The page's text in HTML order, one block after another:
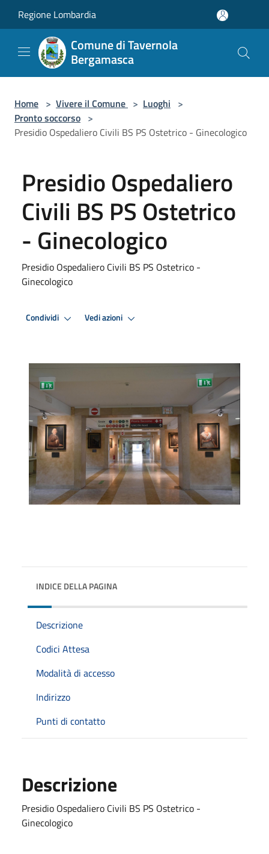
Regione Lombardia
Comune di Tavernola
Bergamasca
Home > Vivere il Comune > Luoghi >
Pronto soccorso >
Presidio Ospedaliero Civili BS PS Ostetrico - Ginecologico
Presidio Ospedaliero
Civili BS PS Ostetrico
- Ginecologico
Presidio Ospedaliero Civili BS PS Ostetrico -
Ginecologico
Condividi Vedi azioni
INDICE DELLA PAGINA
Descrizione
Codici Attesa
Modalità di accesso
Indirizzo
Punti di contatto
Descrizione
Presidio Ospedaliero Civili BS PS Ostetrico -
Ginecologico